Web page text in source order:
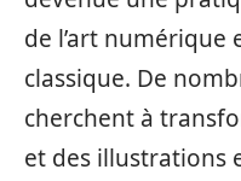
de l’art numérique
classique. De
cherchent à
et des illustrations